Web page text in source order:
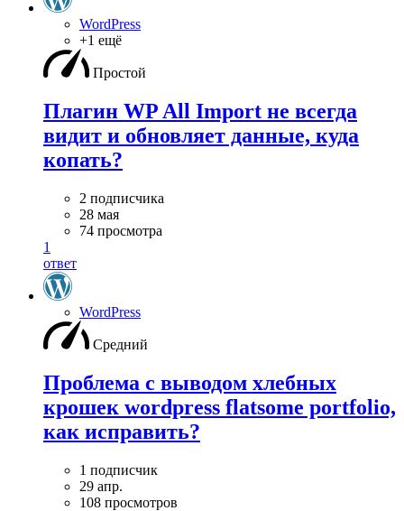
WordPress
+1 ещё
Простой
Плагин WP All Import не всегда
видит и обновляет данные, куда
копать?
2 подписчика
28 мая
74 просмотра
1
ответ
WordPress
Средний
Проблема с выводом хлебных
крошек wordpress flatsome portfolio,
как исправить?
1 подписчик
29 апр.
108 просмотров